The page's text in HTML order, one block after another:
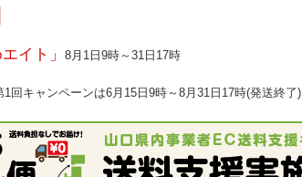
イト」 8月1日9時～31日17時
1回キャンペーンは6月15日9時～8月31日17時(発送終了)